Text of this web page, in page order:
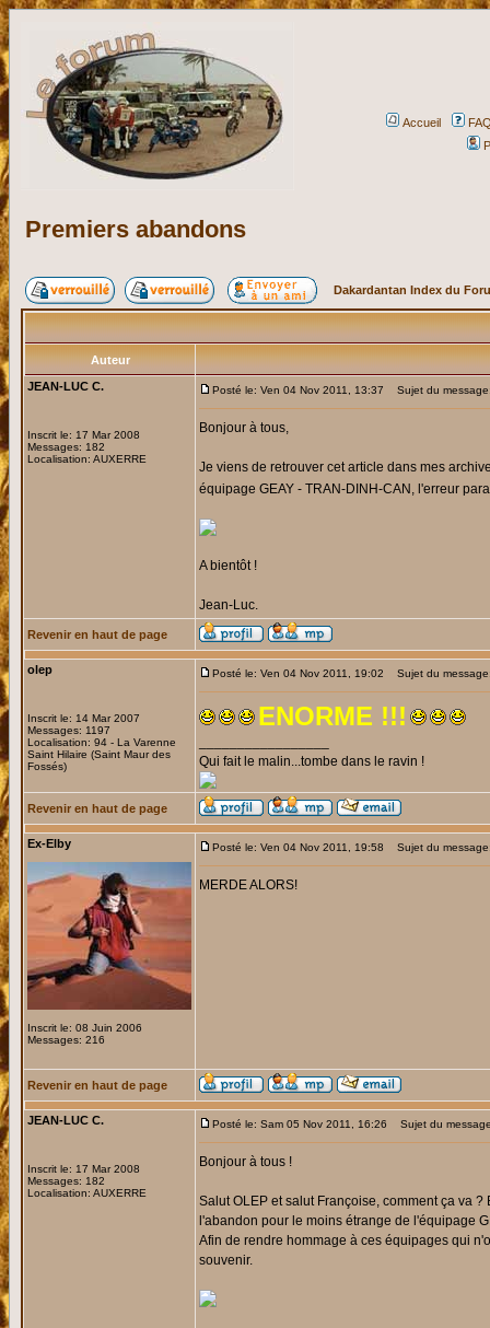
Accueil
Premiers abandons
Dakardantan Index du
Auteur
JEAN-LUC C.
Inscrit le: 17 Mar 2008
Messages: 182
Localisation: AUXERRE
Posté le: Ven 04 Nov 2011, 13:37 Sujet du
Bonjour à tous,
Je viens de retrouver cet article dans mes
équipage GEAY - TRAN-DINH-CAN, l'erreur
A bientôt !
Jean-Luc.
Revenir en haut de page
olep
Inscrit le: 14 Mar 2007
Messages: 1197
Localisation: 94 - La Varenne
Saint Hilaire (Saint Maur des
Fossés)
Posté le: Ven 04 Nov 2011, 19:02 Sujet du
ENORME !!!
Qui fait le malin...tombe dans le ravin !
Revenir en haut de page
Ex-Elby
Inscrit le: 08 Juin 2006
Messages: 216
Posté le: Ven 04 Nov 2011, 19:58 Sujet du
MERDE ALORS!
Revenir en haut de page
JEAN-LUC C.
Inscrit le: 17 Mar 2008
Messages: 182
Localisation: AUXERRE
Posté le: Sam 05 Nov 2011, 16:26 Sujet du
Bonjour à tous !
Salut OLEP et salut Françoise, comment ça va
l'abandon pour le moins étrange de l'équipage
Afin de rendre hommage à ces équipages qui
souvenir.